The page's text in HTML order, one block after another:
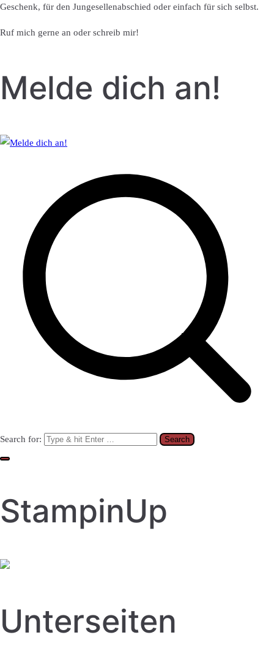
Geschenk, für den Jungesellenabschied oder einfach für sich selbst.
Ruf mich gerne an oder schreib mir!
Melde dich an!
Search for:
StampinUp
Unterseiten